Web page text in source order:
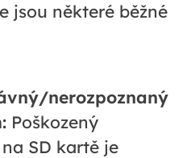
jsou některé běžné
nerozpoznaný
Poškozený
na SD kartě je